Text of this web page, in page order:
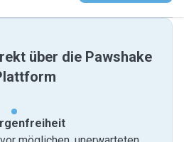
über die Pawshake